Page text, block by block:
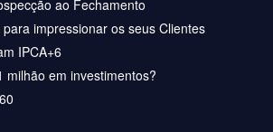
ao Fechamento
impressionar os seus Clientes
IPCA+6
milhão em investimentos?